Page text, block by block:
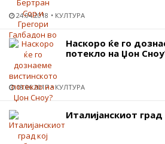
24.04.2018 КУЛТУРА
Наскоро ќе го
потекло на Џон
18.06.2017 КУЛТУРА
Италијанскиот